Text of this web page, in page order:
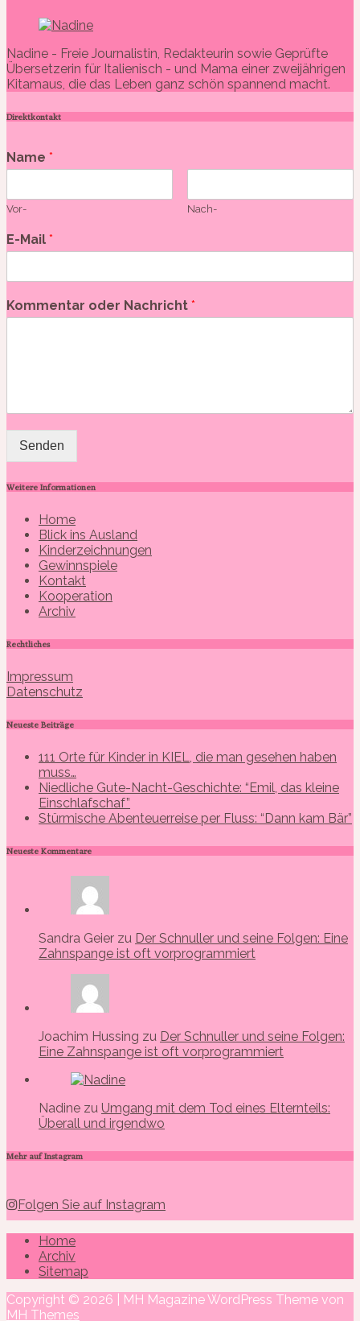
Nadine - Freie Journalistin, Redakteurin sowie Geprüfte
Übersetzerin für Italienisch - und Mama einer zweijährigen
Kitamaus, die das Leben ganz schön spannend macht.
Direktkontakt
Name *
Vor- Nach-
E-Mail *
Kommentar oder Nachricht *
Senden
Weitere Informationen
Home
Blick ins Ausland
Kinderzeichnungen
Gewinnspiele
Kontakt
Kooperation
Archiv
Rechtliches
Impressum
Datenschutz
Neueste Beiträge
111 Orte für Kinder in KIEL, die man gesehen haben
muss…
Niedliche Gute-Nacht-Geschichte: “Emil, das kleine
Einschlafschaf”
Stürmische Abenteuerreise per Fluss: “Dann kam Bär”
Neueste Kommentare
Sandra Geier zu Der Schnuller und seine Folgen: Eine
Zahnspange ist oft vorprogrammiert
Joachim Hussing zu Der Schnuller und seine Folgen:
Eine Zahnspange ist oft vorprogrammiert
Nadine zu Umgang mit dem Tod eines Elternteils:
Überall und irgendwo
Mehr auf Instagram
Folgen Sie auf Instagram
Home
Archiv
Sitemap
Copyright © 2026 | MH Magazine WordPress Theme von
MH Themes